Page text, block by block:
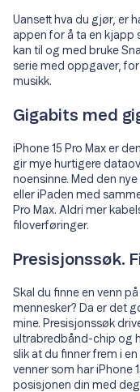
Uansett hva du gjør, er
appen for å ta en kjapp
kan til og med bruke
serie med oppgaver,
musikk.
Gigabits med
iPhone 15 Pro Max er
gir mye hurtigere
noensinne. Med den
eller iPaden med
Pro Max. Aldri mer
filoverføringer.
Presisjonssøk.
Skal du finne en venn
mennesker? Da er det
mine. Presisjonssøk
ultrabredbånd-chip og
slik at du finner frem i
venner som har iPhone
posisjonen din med